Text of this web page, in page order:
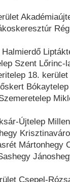
Szent
18.
Újtelep
Mártonhegy
Csepel-